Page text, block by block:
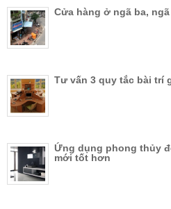
Cửa hàng ở ngã ba,
Tư vấn 3 quy tắc bài trí
Ứng dụng phong thủy
mới tốt hơn